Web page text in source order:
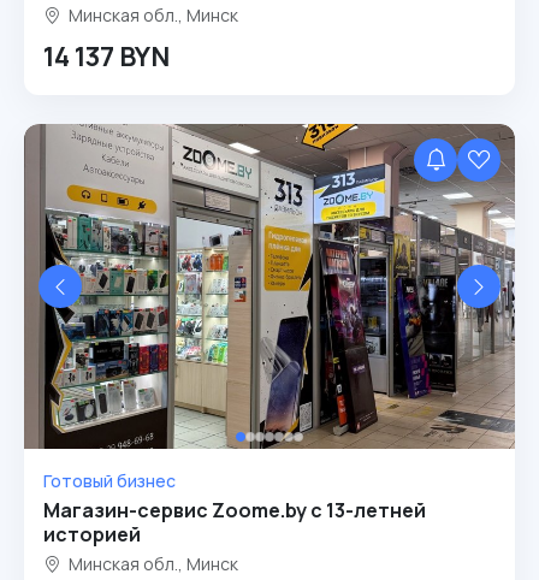
Минская обл., Минск
14 137 BYN
Готовый бизнес
Магазин-сервис Zoome.by с 13-летней
историей
Минская обл., Минск